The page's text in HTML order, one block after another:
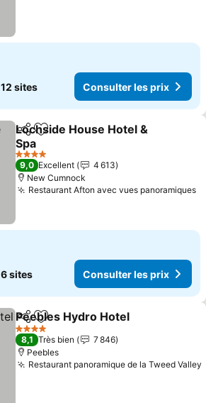
12 sites Consulter les prix
PartagerAjouter à mes favoris
Lochside House Hotel &
Spa
Consulter les prix
4 Étoiles
9,0 Excellent
4 613
New Cumnock
Restaurant Afton avec vues panoramiques
6 sites Consulter les prix
PartagerAjouter à mes favoris
Peebles Hydro Hotel
4 Étoiles
8,1 Très bien
7 846
Peebles
Restaurant panoramique de la Tweed Valley